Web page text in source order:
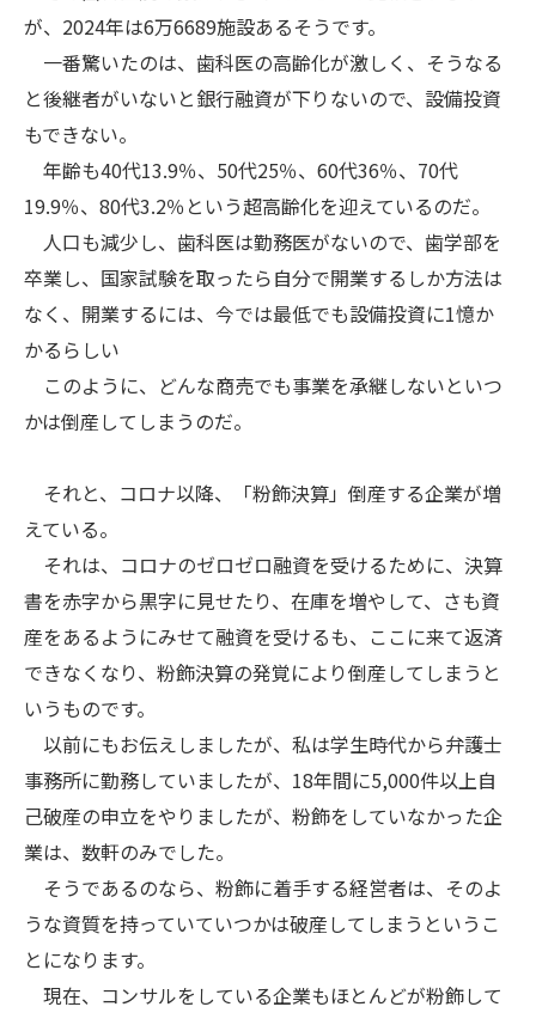
が、2024年は6万6689施設あるそうです。
一番驚いたのは、歯科医の高齢化が激しく、そうなる
と後継者がいないと銀行融資が下りないので、設備投資
もできない。
年齢も40代13.9％、50代25％、60代36％、70代
19.9％、80代3.2％という超高齢化を迎えているのだ。
人口も減少し、歯科医は勤務医がないので、歯学部を
卒業し、国家試験を取ったら自分で開業するしか方法は
なく、開業するには、今では最低でも設備投資に1憶か
かるらしい
このように、どんな商売でも事業を承継しないといつ
かは倒産してしまうのだ。
それと、コロナ以降、「粉飾決算」倒産する企業が増
えている。
それは、コロナのゼロゼロ融資を受けるために、決算
書を赤字から黒字に見せたり、在庫を増やして、さも資
産をあるようにみせて融資を受けるも、ここに来て返済
できなくなり、粉飾決算の発覚により倒産してしまうと
いうものです。
以前にもお伝えしましたが、私は学生時代から弁護士
事務所に勤務していましたが、18年間に5,000件以上自
己破産の申立をやりましたが、粉飾をしていなかった企
業は、数軒のみでした。
そうであるのなら、粉飾に着手する経営者は、そのよ
うな資質を持っていていつかは破産してしまうというこ
とになります。
現在、コンサルをしている企業もほとんどが粉飾して